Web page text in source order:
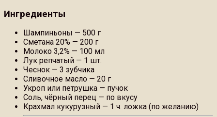
Ингредиенты
Шампиньоны — 500 г
Сметана 20% — 200 г
Молоко 3,2% — 100 мл
Лук репчатый — 1 шт.
Чеснок — 3 зубчика
Сливочное масло — 20 г
Укроп или петрушка — пучок
Соль, чёрный перец — по вкусу
Крахмал кукурузный — 1 ч. ложка (по желанию)